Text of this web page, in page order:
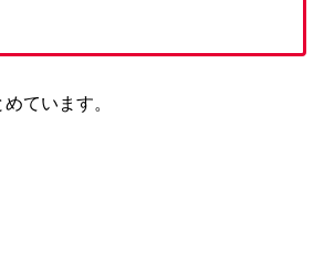
ています。